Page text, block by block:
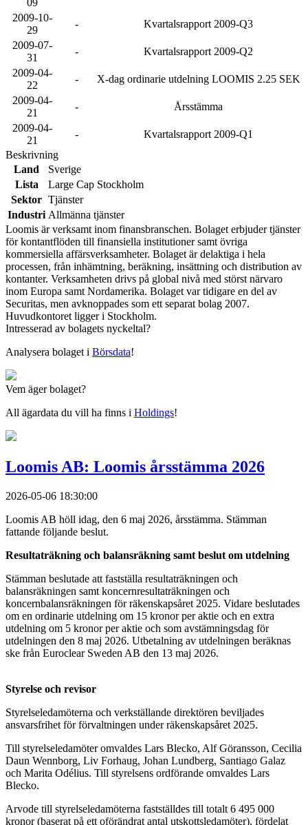
09
2009-10-
29
-
Kvartalsrapport 2009-Q3
2009-07-
31
-
Kvartalsrapport 2009-Q2
2009-04-
22
-
X-dag ordinarie utdelning LOOMIS 2.25 SEK
2009-04-
21
-
Årsstämma
2009-04-
21
-
Kvartalsrapport 2009-Q1
Beskrivning
Land
Sverige
Lista
Large Cap Stockholm
Sektor Tjänster
Industri Allmänna tjänster
Loomis är verksamt inom finansbranschen. Bolaget erbjuder tjänster
för kontantflöden till finansiella institutioner samt övriga
kommersiella affärsverksamheter. Bolaget är delaktiga i hela
processen, från inhämtning, beräkning, insättning och distribution av
kontanter. Verksamheten drivs på global nivå med störst närvaro
inom Europa samt Nordamerika. Bolaget var tidigare en del av
Securitas, men avknoppades som ett separat bolag 2007.
Huvudkontoret ligger i Stockholm.
Intresserad av bolagets nyckeltal?
Analysera bolaget i Börsdata!
Vem äger bolaget?
All ägardata du vill ha finns i Holdings!
Loomis AB: Loomis årsstämma 2026
2026-05-06 18:30:00
Loomis AB höll idag, den 6 maj 2026, årsstämma. Stämman
fattande följande beslut.
Resultaträkning och balansräkning samt beslut om utdelning
Stämman beslutade att fastställa resultaträkningen och
balansräkningen samt koncernresultaträkningen och
koncernbalansräkningen för räkenskapsåret 2025. Vidare beslutades
om en ordinarie utdelning om 15 kronor per aktie och en extra
utdelning om 5 kronor per aktie och som avstämningsdag för
utdelningen den 8 maj 2026. Utbetalning av utdelningen beräknas
ske från Euroclear Sweden AB den 13 maj 2026.
Styrelse och revisor
Styrelseledamöterna och verkställande direktören beviljades
ansvarsfrihet för förvaltningen under räkenskapsåret 2025.
Till styrelseledamöter omvaldes Lars Blecko, Alf Göransson, Cecilia
Daun Wennborg, Liv Forhaug, Johan Lundberg, Santiago Galaz
och Marita Odélius. Till styrelsens ordförande omvaldes Lars
Blecko.
Arvode till styrelseledamöterna fastställdes till totalt 6 495 000
kronor (baserat på ett oförändrat antal utskottsledamöter), fördelat